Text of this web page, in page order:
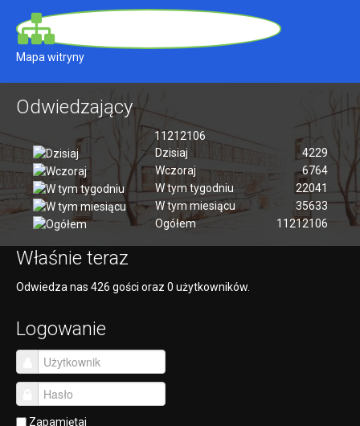
Mapa witryny
Odwiedzający
11212106
Dzisiaj
4229
Wczoraj
6764
W tym tygodniu
22041
W tym miesiącu
35633
Ogółem
11212106
Właśnie teraz
Odwiedza nas 426 gości oraz 0 użytkowników.
Logowanie
Zapamiętaj